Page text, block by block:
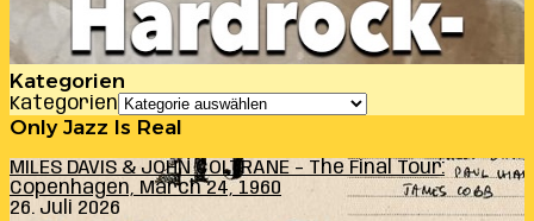
Kategorien
Kategorien
Only Jazz Is Real
MILES DAVIS & JOHN COLTRANE – The Final Tour:
Copenhagen, March 24, 1960
26. Juli 2026